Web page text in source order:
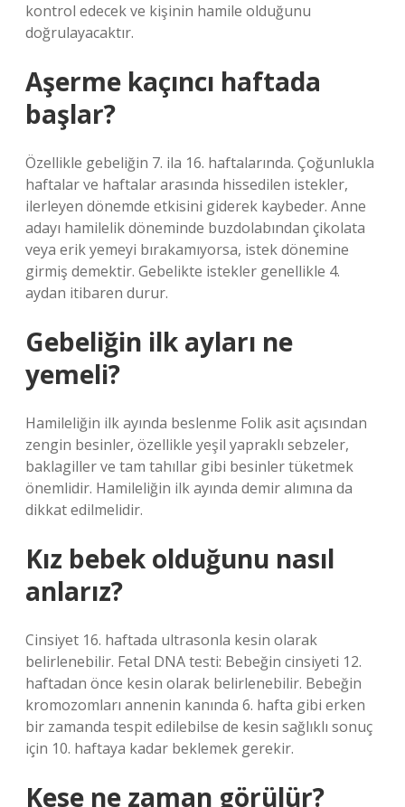
kontrol edecek ve kişinin hamile olduğunu
doğrulayacaktır.
Aşerme kaçıncı haftada
başlar?
Özellikle gebeliğin 7. ila 16. haftalarında. Çoğunlukla
haftalar ve haftalar arasında hissedilen istekler,
ilerleyen dönemde etkisini giderek kaybeder. Anne
adayı hamilelik döneminde buzdolabından çikolata
veya erik yemeyi bırakamıyorsa, istek dönemine
girmiş demektir. Gebelikte istekler genellikle 4.
aydan itibaren durur.
Gebeliğin ilk ayları ne
yemeli?
Hamileliğin ilk ayında beslenme Folik asit açısından
zengin besinler, özellikle yeşil yapraklı sebzeler,
baklagiller ve tam tahıllar gibi besinler tüketmek
önemlidir. Hamileliğin ilk ayında demir alımına da
dikkat edilmelidir.
Kız bebek olduğunu nasıl
anlarız?
Cinsiyet 16. haftada ultrasonla kesin olarak
belirlenebilir. Fetal DNA testi: Bebeğin cinsiyeti 12.
haftadan önce kesin olarak belirlenebilir. Bebeğin
kromozomları annenin kanında 6. hafta gibi erken
bir zamanda tespit edilebilse de kesin sağlıklı sonuç
için 10. haftaya kadar beklemek gerekir.
Kese ne zaman görülür?